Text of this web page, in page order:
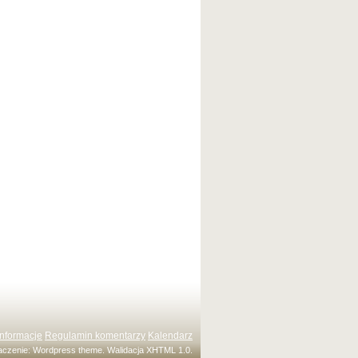
Regulamin komentarzy Kalendarz
Wordpress theme. WalidacjaXHTML 1.0.